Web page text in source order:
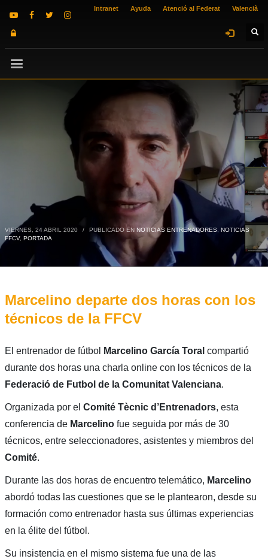
Intranet Ayuda Atenció al Federat Valencià
VIERNES, 24 ABRIL 2020 / PUBLICADO EN NOTICIAS ENTRENADORES, NOTICIAS
FFCV, PORTADA
Marcelino departe dos horas con los
técnicos de la FFCV
El entrenador de fútbol Marcelino García Toral compartió
durante dos horas una charla online con los técnicos de la
Federació de Futbol de la Comunitat Valenciana.
Organizada por el Comité Tècnic d’Entrenadors, esta
conferencia de Marcelinofue seguida por más de 30
técnicos, entre seleccionadores, asistentes y miembros del
Comité.
Durante las dos horas de encuentro telemático, Marcelino
abordó todas las cuestiones que se le plantearon, desde su
formación como entrenador hasta sus últimas experiencias
en la élite del fútbol.
Su insistencia en el mismo sistema fue una de las